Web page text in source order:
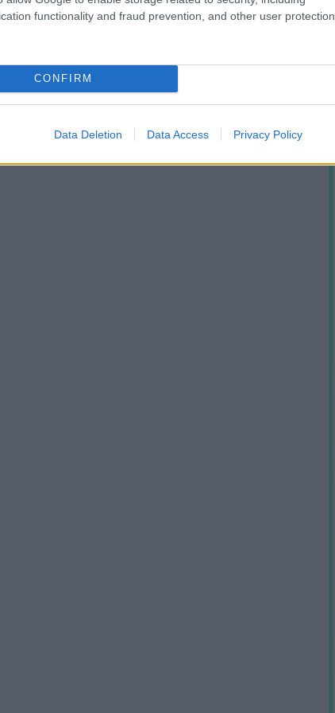
functionality and fraud prevention, and other user protection.
CONFIRM
Data Deletion Data Access Privacy Policy